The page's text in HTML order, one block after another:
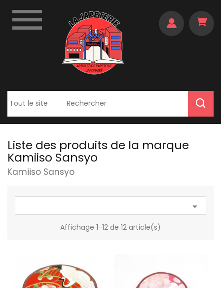

Liste des produits de la marque
Kamiiso Sansyo
Kamiiso Sansyo

Affichage 1-12 de 12 article(s)